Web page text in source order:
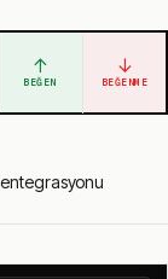
↑
BEĞEN
↓
BEĞENME